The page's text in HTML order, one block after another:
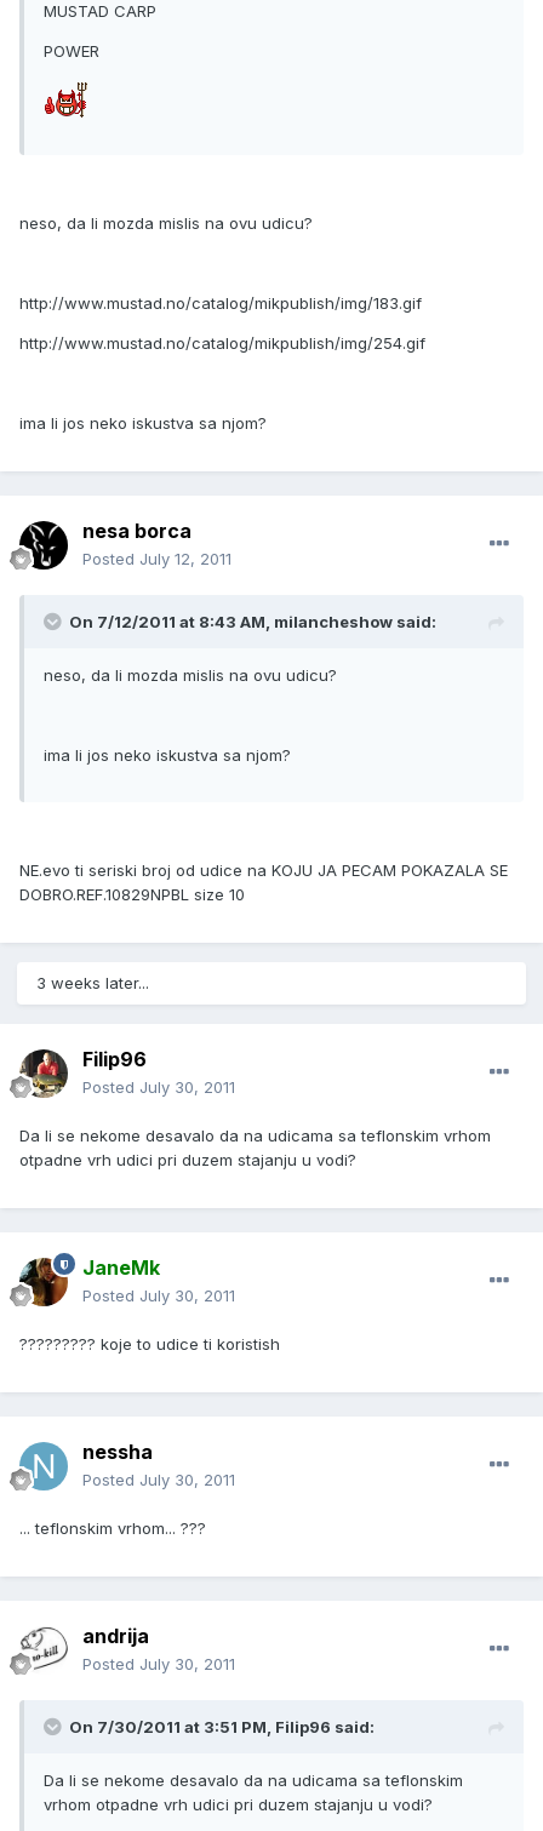
MUSTAD CARP
POWER
neso, da li mozda mislis na ovu udicu?
http://www.mustad.no/catalog/mikpublish/img/183.gif
http://www.mustad.no/catalog/mikpublish/img/254.gif
ima li jos neko iskustva sa njom?
nesa borca
Posted July 12, 2011
On 7/12/2011 at 8:43 AM, milancheshow said:
neso, da li mozda mislis na ovu udicu?
ima li jos neko iskustva sa njom?
NE.evo ti seriski broj od udice na KOJU JA PECAM POKAZALA SE
DOBRO.REF.10829NPBL size 10
3 weeks later...
Filip96
Posted July 30, 2011
Da li se nekome desavalo da na udicama sa teflonskim vrhom
otpadne vrh udici pri duzem stajanju u vodi?
JaneMk
Posted July 30, 2011
????????? koje to udice ti koristish
nessha
Posted July 30, 2011
... teflonskim vrhom... ???
andrija
Posted July 30, 2011
On 7/30/2011 at 3:51 PM, Filip96 said:
Da li se nekome desavalo da na udicama sa teflonskim
vrhom otpadne vrh udici pri duzem stajanju u vodi?